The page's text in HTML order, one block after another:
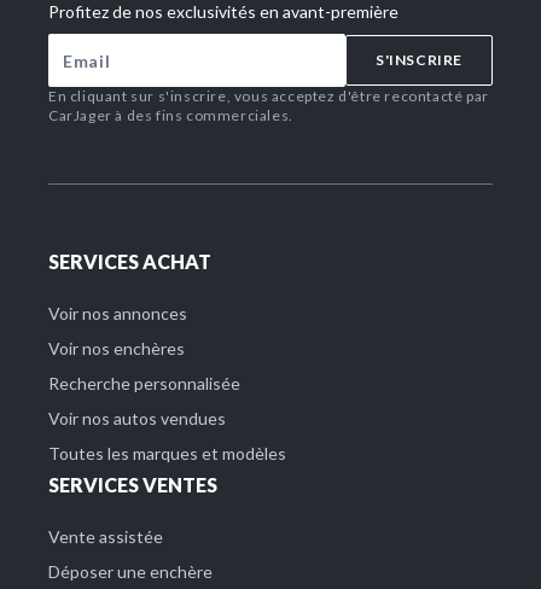
Profitez de nos exclusivités en avant-première
S'INSCRIRE
En cliquant sur s'inscrire, vous acceptez d'être recontacté par
CarJager à des fins commerciales.
SERVICES ACHAT
Voir nos annonces
Voir nos enchères
Recherche personnalisée
Voir nos autos vendues
Toutes les marques et modèles
SERVICES VENTES
Vente assistée
Déposer une enchère